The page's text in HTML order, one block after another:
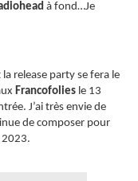
à fond…Je
release party se fera le
Francofolies le 13
J’ai très envie de
de composer pour
2023.